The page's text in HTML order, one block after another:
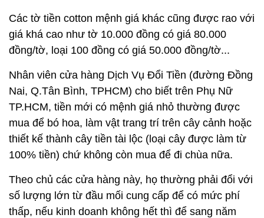
Các tờ tiền cotton mệnh giá khác cũng được rao với
giá khá cao như tờ 10.000 đồng có giá 80.000
đồng/tờ, loại 100 đồng có giá 50.000 đồng/tờ...
Nhân viên cửa hàng Dịch Vụ Đổi Tiền (đường Đồng
Nai, Q.Tân Bình, TPHCM) cho biết trên Phụ Nữ
TP.HCM, tiền mới có mệnh giá nhỏ thường được
mua để bó hoa, làm vật trang trí trên cây cảnh hoặc
thiết kế thành cây tiền tài lộc (loại cây được làm từ
100% tiền) chứ không còn mua để đi chùa nữa.
Theo chủ các cửa hàng này, họ thường phải đổi với
số lượng lớn từ đầu mối cung cấp để có mức phí
thấp, nếu kinh doanh không hết thì để sang năm